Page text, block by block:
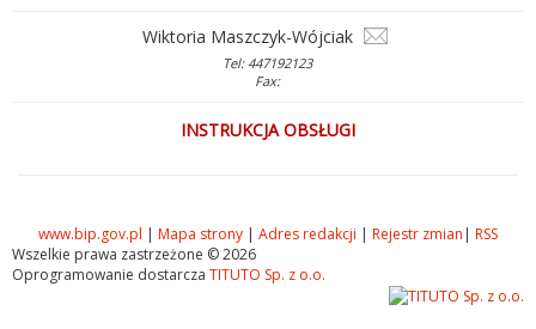
Wiktoria Maszczyk-Wójciak
Tel: 447192123
Fax:
INSTRUKCJA OBSŁUGI
www.bip.gov.pl | Mapa strony | Adres redakcji | Rejestr zmian | RSS
Wszelkie prawa zastrzeżone © 2026
Oprogramowanie dostarcza TITUTO Sp. z o.o.